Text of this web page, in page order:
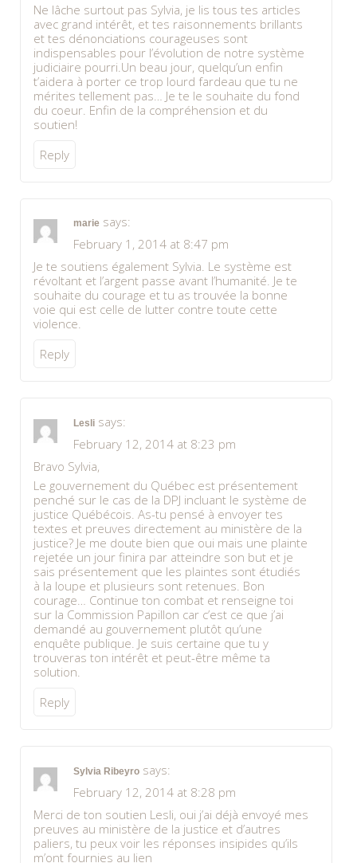
Ne lâche surtout pas Sylvia, je lis tous tes articles
avec grand intérêt, et tes raisonnements brillants
et tes dénonciations courageuses sont
indispensables pour l’évolution de notre système
judiciaire pourri.Un beau jour, quelqu’un enfin
t’aidera à porter ce trop lourd fardeau que tu ne
mérites tellement pas… Je te le souhaite du fond
du coeur. Enfin de la compréhension et du
soutien!
Reply
marie says:
February 1, 2014 at 8:47 pm
Je te soutiens également Sylvia. Le système est
révoltant et l’argent passe avant l’humanité. Je te
souhaite du courage et tu as trouvée la bonne
voie qui est celle de lutter contre toute cette
violence.
Reply
Lesli says:
February 12, 2014 at 8:23 pm
Bravo Sylvia,
Le gouvernement du Québec est présentement
penché sur le cas de la DPJ incluant le système de
justice Québécois. As-tu pensé à envoyer tes
textes et preuves directement au ministère de la
justice? Je me doute bien que oui mais une plainte
rejetée un jour finira par atteindre son but et je
sais présentement que les plaintes sont étudiés
à la loupe et plusieurs sont retenues. Bon
courage… Continue ton combat et renseigne toi
sur la Commission Papillon car c’est ce que j’ai
demandé au gouvernement plutôt qu’une
enquête publique. Je suis certaine que tu y
trouveras ton intérêt et peut-être même ta
solution.
Reply
Sylvia Ribeyro says:
February 12, 2014 at 8:28 pm
Merci de ton soutien Lesli, oui j’ai déjà envoyé mes
preuves au ministère de la justice et d’autres
paliers, tu peux voir les réponses insipides qu’ils
m’ont fournies au lien